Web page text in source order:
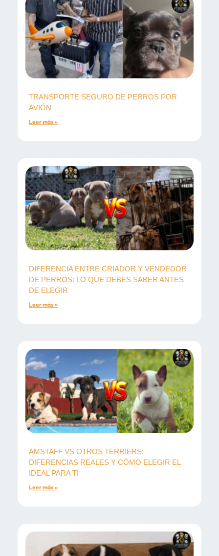
TRANSPORTE SEGURO DE PERROS POR
AVIÓN
Leer más »
DIFERENCIA ENTRE CRIADOR Y VENDEDOR
DE PERROS: LO QUE DEBES SABER ANTES
DE ELEGIR
Leer más »
AMSTAFF VS OTROS TERRIERS:
DIFERENCIAS REALES Y CÓMO ELEGIR EL
IDEAL PARA TI
Leer más »